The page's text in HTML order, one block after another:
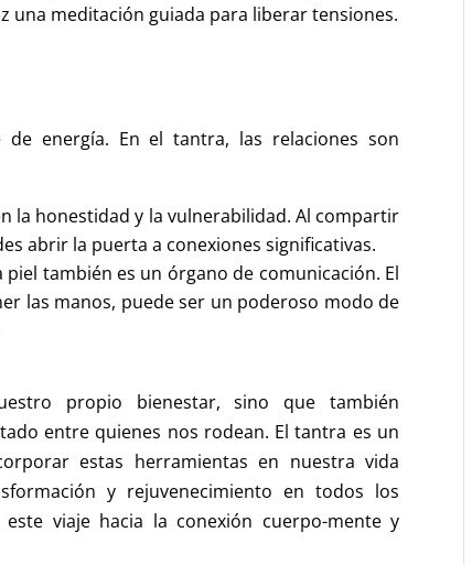
una meditación guiada para liberar tensiones.
energía. En el tantra, las relaciones son
la honestidad y la vulnerabilidad. Al compartir
abrir la puerta a conexiones significativas.
también es un órgano de comunicación. El
las manos, puede ser un poderoso modo de
propio bienestar, sino que también
entre quienes nos rodean. El tantra es un
estas herramientas en nuestra vida
y rejuvenecimiento en todos los
viaje hacia la conexión cuerpo-mente y